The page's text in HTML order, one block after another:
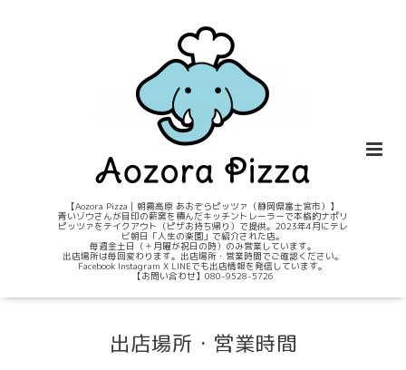
【Aozora Pizza｜朝霧高原 あおぞらピッツァ（静岡県富士宮市）】
青いゾウさんが目印の薪窯を積んだキッチントレーラーで本格的ナポリ
ピッツァをテイクアウト（ピザお持ち帰り）で提供。2023年4月にテレ
ビ朝日「人生の楽園」で紹介された店。
毎週金土日（＋月曜が祝日の時）のみ営業しています。
出店場所は毎回変わります。出店場所・営業時間でご確認ください。
Facebook Instagram X LINEでも出店情報を発信しています。
【お問い合わせ】080-9528-5726
出店場所・営業時間